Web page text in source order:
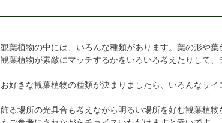
観葉植物の中には、いろんな種類があります。葉の形や
観葉植物が素敵にマッチするかをいろいろ考えたりして、
お好きな観葉植物の種類が決まりましたら、いろんなサイ
飾る場所の光具合も考えながら明るい場所を好む観葉植